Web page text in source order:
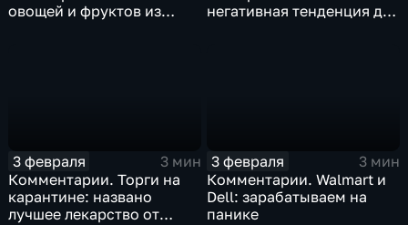
овощей и фруктов из
негативная тенденция для
3 февраля
3 мин
Комментарии. Торги на
карантине: названо
лучшее лекарство от
3 февраля
3 мин
Комментарии. Walmart и
Dell: зарабатываем на
панике